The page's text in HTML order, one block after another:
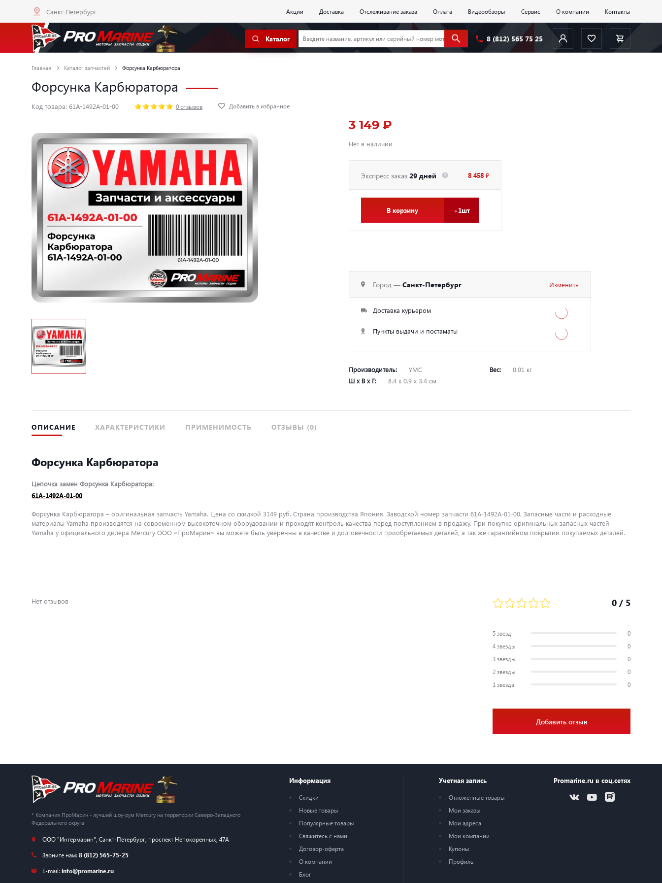
Санкт-Петербург Акции Доставка Отслеживание заказа Оплата Видеообзоры Сервис О компании Контакты
Каталог 8 (812) 565 75 25
Главная Каталог запчастей Форсунка Карбюратора
Форсунка Карбюратора
Код товара: 61A-1492A-01-00 0 отзывов Добавить в избранное
3 149 ₽
Нет в наличии
Экспресс заказ29 дней 8 458 ₽
В корзину +1шт
Город —Санкт-Петербург Изменить
Доставка курьером
Пункты выдачи и постаматы
Производитель: YMC Вес:
0.01 кг
Ш х В х Г:
8.4 х 0.9 х 3.4 см
ОПИСАНИЕ ХАРАКТЕРИСТИКИ ПРИМЕНИМОСТЬ ОТЗЫВЫ (0)
Форсунка Карбюратора
Цепочка замен Форсунка Карбюратора:
61A-1492A-01-00
Форсунка Карбюратора – оригинальная запчасть Yamaha. Цена со скидкой 3149 руб. Страна производства Япония. Заводской номер запчасти 61A-1492A-01-00. Запасные части и расходные
материалы Yamaha производятся на современном высокоточном оборудовании и проходят контроль качества перед поступлением в продажу. При покупке оригинальных запасных частей
Yamaha у официального дилера Mercury ООО «ПроМарин» вы можете быть уверенны в качестве и долговечности приобретаемых деталей, а так же гарантийном покрытии покупаемых деталей.
0 / 5
5 звезд
0
4 звезды
0
3 звезды
0
2 звезды
0
1 звезда
0
Добавить отзыв
Нет отзывов
* Компания ПроМарин - лучший шоу-рум Mercury на территории Северо-Западного
Федерального округа
ООО "Интермарин", Санкт-Петербург, проспект Непокоренных, 47А
Звоните нам: 8 (812) 565-75-25
E-mail: info@promarine.ru
Информация
Скидки
Новые товары
Популярные товары
Свяжитесь с нами
Договор-оферта
О компании
Блог
Учетная запись
Отложенные товары
Мои заказы
Мои адреса
Мои компании
Купоны
Профиль
Promarine.ru в соц.сетях